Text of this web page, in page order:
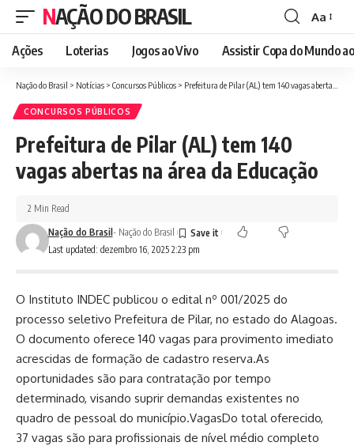
NAÇÃO DO BRASIL
Font
Resizer
Aa
Ações Loterias Jogos ao Vivo Assistir Copa do Mundo
Nação do Brasil > Notícias > Concursos Públicos > Prefeitura de Pilar (AL) tem 140 vagas abertas na área da Educação
CONCURSOS PÚBLICOS
Prefeitura de Pilar (AL) tem 140
vagas abertas na área da Educação
Last updated: dezembro 16, 2025 2:23 pm
Nação do Brasil- Nação do Brasil
2 Min Read
O Instituto INDEC publicou o edital nº 001/2025 do
processo seletivo Prefeitura de Pilar, no estado do Alagoas.
O documento oferece 140 vagas para provimento imediato
acrescidas de formação de cadastro reserva.As
oportunidades são para contratação por tempo
determinado, visando suprir demandas existentes no
quadro de pessoal do município.VagasDo total oferecido,
37 vagas são para profissionais de nível médio completo